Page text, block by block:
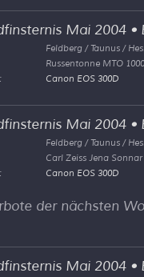
Mai 2004 •
Feldberg / Taunus /
Russentonne MTO
Canon EOS 300D
Mai 2004 •
Feldberg / Taunus /
Carl Zeiss Jena
Canon EOS 300D
der nächsten
Mai 2004 •